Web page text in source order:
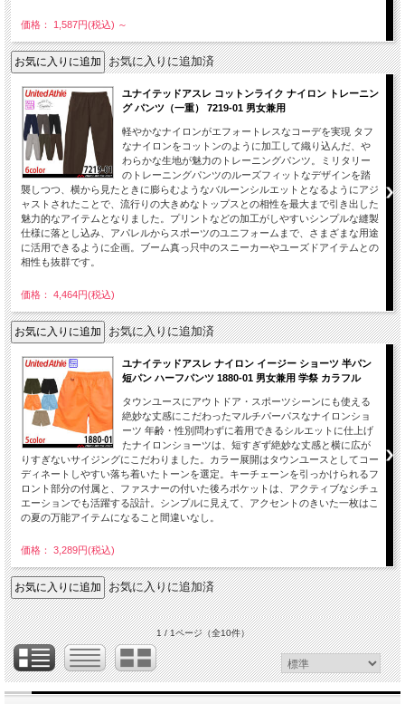
価格： 1,587円(税込) ～
お気に入りに追加済
ユナイテッドアスレ コットンライク ナイロン トレーニン
グ パンツ（一重） 7219-01 男女兼用
軽やかなナイロンがエフォートレスなコーデを実現 タフ
なナイロンをコットンのように加工して織り込んだ、や
わらかな生地が魅力のトレーニングパンツ。ミリタリー
のトレーニングパンツのルーズフィットなデザインを踏
襲しつつ、横から見たときに膨らむようなバルーンシルエットとなるようにアジ
ャストされたことで、流行りの大きめなトップスとの相性を最大まで引き出した
魅力的なアイテムとなりました。プリントなどの加工がしやすいシンプルな縫製
仕様に落とし込み、アパレルからスポーツのユニフォームまで、さまざまな用途
に活用できるように企画。ブーム真っ只中のスニーカーやユーズドアイテムとの
相性も抜群です。
価格： 4,464円(税込)
お気に入りに追加済
ユナイテッドアスレ ナイロン イージー ショーツ 半パン
短パン ハーフパンツ 1880-01 男女兼用 学祭 カラフル
タウンユースにアウトドア・スポーツシーンにも使える
絶妙な丈感にこだわったマルチパーパスなナイロンショ
ーツ 年齢・性別問わずに着用できるシルエットに仕上げ
たナイロンショーツは、短すぎず絶妙な丈感と横に広が
りすぎないサイジングにこだわりました。カラー展開はタウンユースとしてコー
ディネートしやすい落ち着いたトーンを選定。キーチェーンを引っかけられるフ
ロント部分の付属と、ファスナーの付いた後ろポケットは、アクティブなシチュ
エーションでも活躍する設計。シンプルに見えて、アクセントのきいた一枚はこ
の夏の万能アイテムになること間違いなし。
価格： 3,289円(税込)
お気に入りに追加済
1 / 1ページ（全10件）